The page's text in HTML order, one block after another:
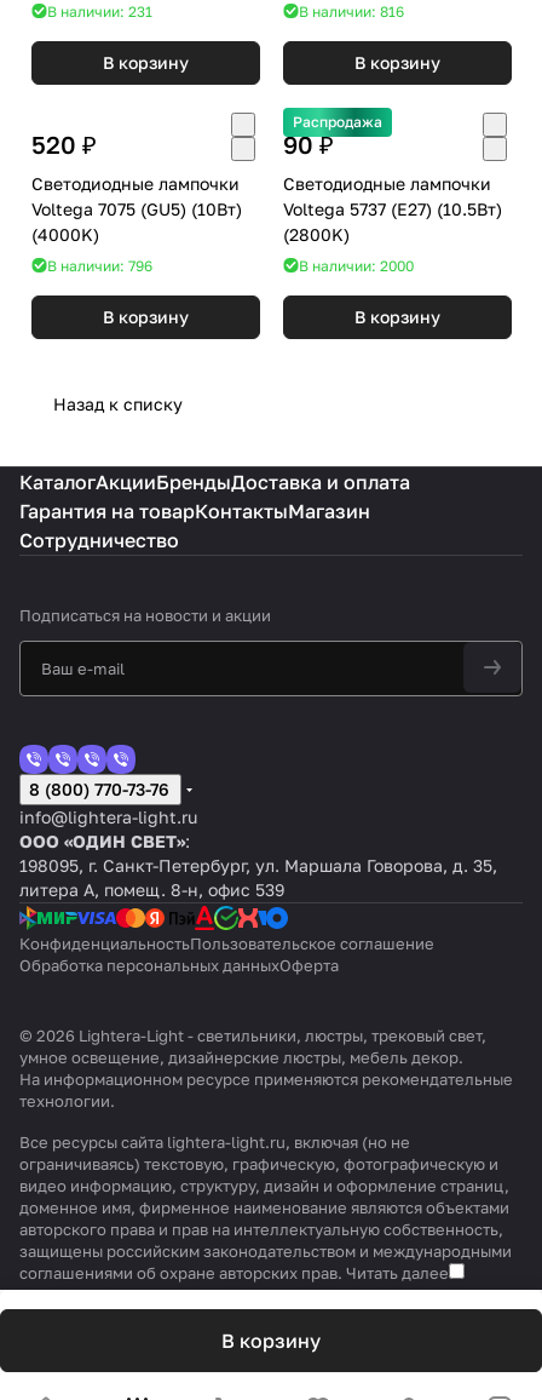
В наличии: 231
В корзину
В наличии: 816
В корзину
520 ₽
Светодиодные лампочки
Voltega 7075 (GU5) (10Вт)
(4000K)
В наличии: 796
В корзину
Распродажа
90 ₽
Светодиодные лампочки
Voltega 5737 (E27) (10.5Вт)
(2800K)
В наличии: 2000
В корзину
Назад к списку
В корзину
КаталогАкцииБрендыДоставка и оплата
Гарантия на товарКонтактыМагазин
Сотрудничество
Подписаться на новости и акции
8 (800) 770-73-76
info@lightera-light.ru
ООО «ОДИН СВЕТ»:
198095, г. Санкт-Петербург, ул. Маршала Говорова, д. 35,
литера А, помещ. 8-н, офис 539
КонфиденциальностьПользовательское соглашение
Обработка персональных данныхОферта
© 2026 Lightera-Light - светильники, люстры, трековый свет,
умное освещение, дизайнерские люстры, мебель декор.
На информационном ресурсе применяются рекомендательные
технологии.
Все ресурсы сайта lightera-light.ru, включая (но не
ограничиваясь) текстовую, графическую, фотографическую и
видео информацию, структуру, дизайн и оформление страниц,
доменное имя, фирменное наименование являются объектами
авторского права и прав на интеллектуальную собственность,
защищены российским законодательством и международными
соглашениями об охране авторских прав. Читать далее